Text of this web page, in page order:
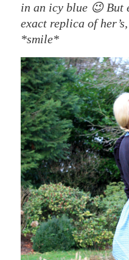
in an icy blue 😉 But
exact replica of
*smile*